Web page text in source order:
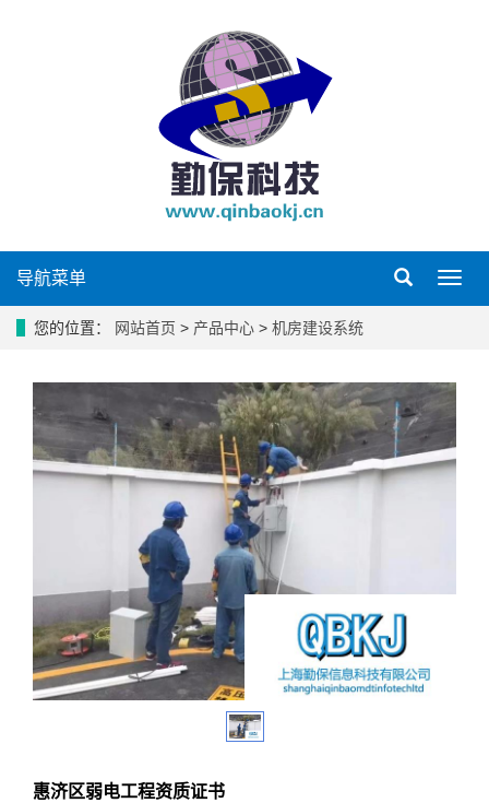
导
导航菜单
您的位置： 网站首页 > 产品中心 > 机房建设系统
惠济区弱电工程资质证书